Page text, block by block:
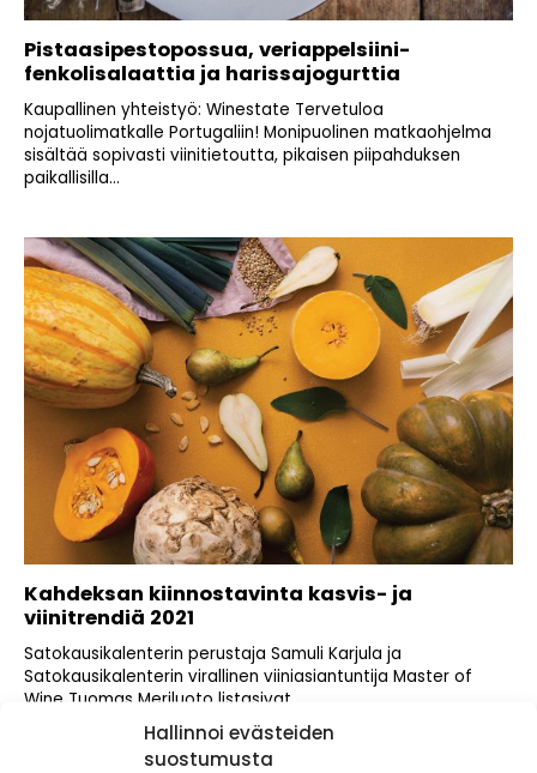
Hallinnoi evästeiden
suostumusta
Pistaasipestopossua, veriappelsiini-
fenkolisalaattia ja harissajogurttia
Kaupallinen yhteistyö: Winestate Tervetuloa
nojatuolimatkalle Portugaliin! Monipuolinen matkaohjelma
sisältää sopivasti viinitietoutta, pikaisen piipahduksen
paikallisilla...
Kahdeksan kiinnostavinta kasvis- ja
viinitrendiä 2021
Satokausikalenterin perustaja Samuli Karjula ja
Satokausikalenterin virallinen viiniasiantuntija Master of
Wine Tuomas Meriluoto listasivat...